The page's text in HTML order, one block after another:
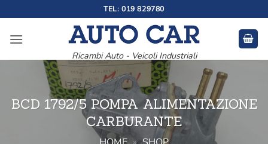
ai
contenuti
TEL: 019 829780
Ricambi Auto - Veicoli Industriali
BCD 1792/5 POMPA ALIMENTAZIONE
CARBURANTE